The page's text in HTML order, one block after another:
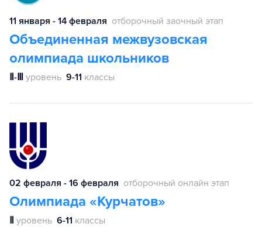
11 января - 14 февраля отборочный заочный этап
Объединенная межвузовская
олимпиада школьников
Ⅱ-Ⅲ уровень 9-11 классы
02 февраля - 16 февраля отборочный онлайн этап
Олимпиада «Курчатов»
Ⅱ уровень 6-11 классы